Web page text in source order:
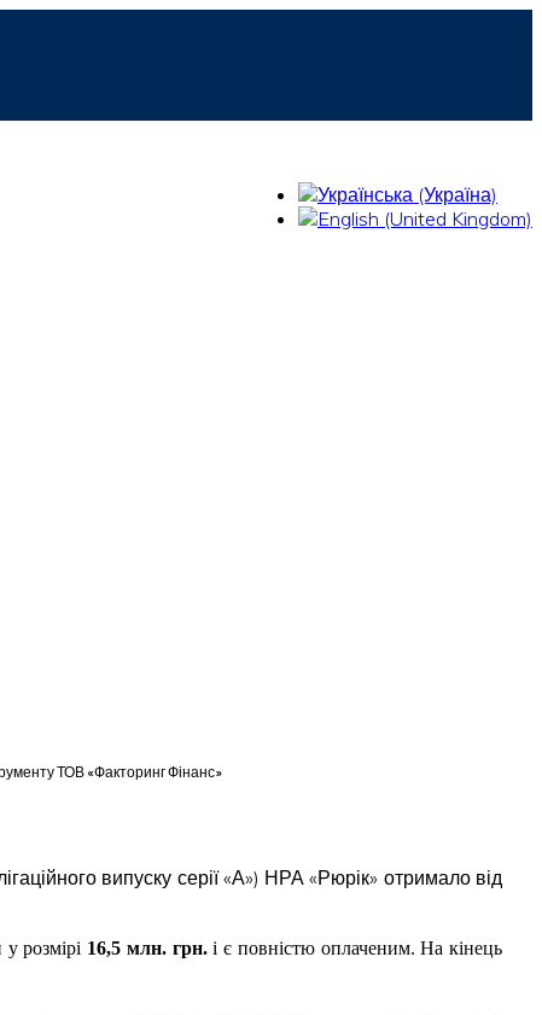
ТОВ «Факторинг Фінанс»
випуску серії «А») НРА «Рюрік» отримало від
розмірі 16,5 млн. грн.і є повністю оплаченим. На кінець